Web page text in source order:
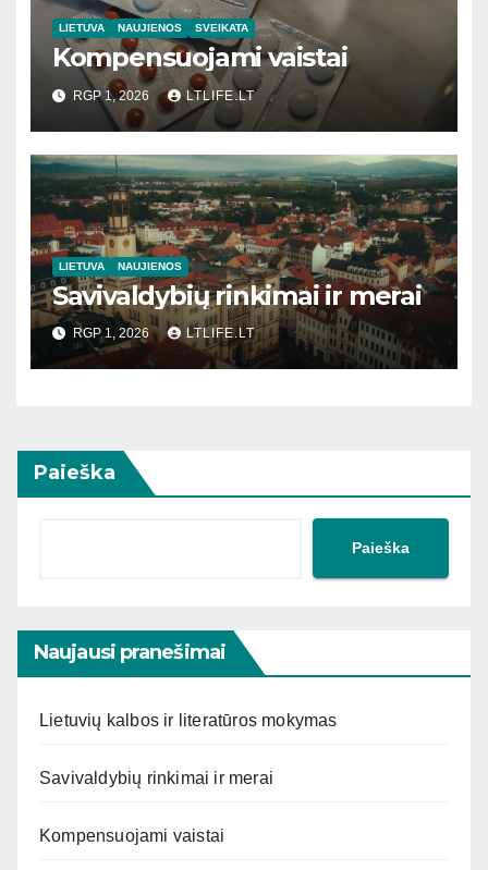
LIETUVA NAUJIENOS SVEIKATA
Kompensuojami vaistai
RGP 1, 2026 LTLIFE.LT
LIETUVA NAUJIENOS
Savivaldybių rinkimai ir merai
RGP 1, 2026 LTLIFE.LT
Paieška
Paieška
Naujausi pranešimai
Lietuvių kalbos ir literatūros mokymas
Savivaldybių rinkimai ir merai
Kompensuojami vaistai